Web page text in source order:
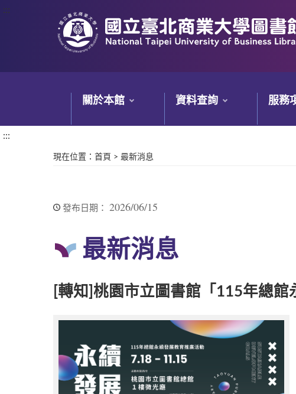
:::
:::
關於本館 資料查詢 服務
:::
現在位置 ： 首頁 > 最新消息
發布日期： 2026/06/15
最新消息
[轉知]桃園市立圖書館「115年總